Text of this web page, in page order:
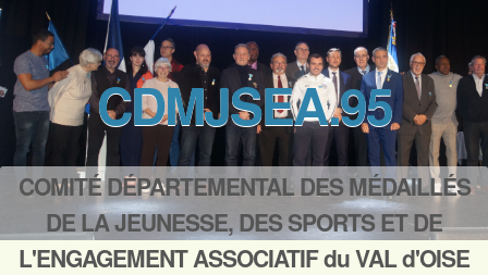
CDMJSEA.95
COMITÉ DÉPARTEMENTAL DES MÉDAILLÉS
DE LA JEUNESSE, DES SPORTS ET DE
L'ENGAGEMENT ASSOCIATIF du VAL d'OISE